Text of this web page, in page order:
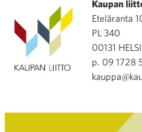
Kaupan
Eteläranta
PL 340
00131
p. 09 1728